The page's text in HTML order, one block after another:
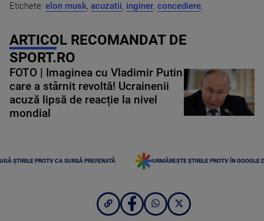
Etichete: elon musk, acuzatii, inginer, concediere,
ARTICOL RECOMANDAT DE
SPORT.RO
FOTO | Imaginea cu Vladimir Putin
care a stârnit revoltă! Ucrainenii
acuză lipsă de reacție la nivel
mondial
ȘTIRILE PROTV CA SURSĂ PREFERATĂ URMĂREȘTE ȘTIRILE PROTV ÎN GOOGLE